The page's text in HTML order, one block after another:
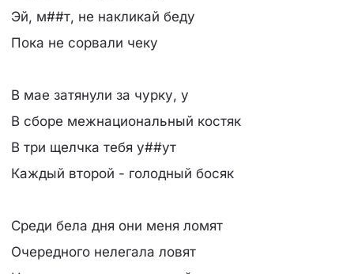
Эй, м##т, не накликай беду
Пока не сорвали чеку
В мае затянули за чурку, у
В сборе межнациональный костяк
В три щелчка тебя у##ут
Каждый второй - голодный босяк
Среди бела дня они меня ломят
Очередного нелегала ловят